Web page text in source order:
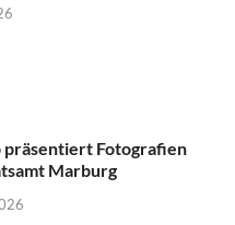
präsentiert Fotografien
Marburg